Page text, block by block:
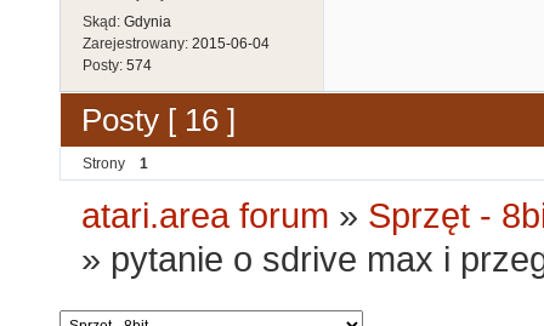
Skąd: Gdynia
Zarejestrowany: 2015-06-04
Posty: 574
Posty [ 16 ]
Strony 1
atari.area forum » Sprzęt -
» pytanie o sdrive max i